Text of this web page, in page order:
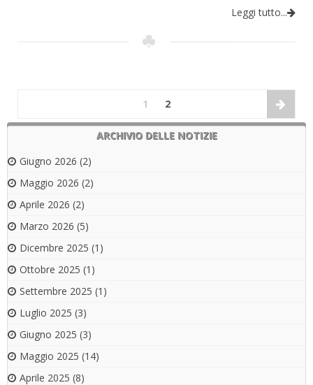
Leggi tutto...
1 2
ARCHIVIO DELLE NOTIZIE
Giugno 2026 (2)
Maggio 2026 (2)
Aprile 2026 (2)
Marzo 2026 (5)
Dicembre 2025 (1)
Ottobre 2025 (1)
Settembre 2025 (1)
Luglio 2025 (3)
Giugno 2025 (3)
Maggio 2025 (14)
Aprile 2025 (8)